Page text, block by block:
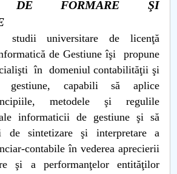
comunitate
DE FORMARE ŞI
universitare de licenţă
de Gestiune îşi propune
în domeniul contabilităţii şi
gestiune, capabili să aplice
metodele şi regulile
informaticii de gestiune şi să
de sintetizare şi interpretare a
contabile în vederea aprecierii
şi a performanţelor entităţilor